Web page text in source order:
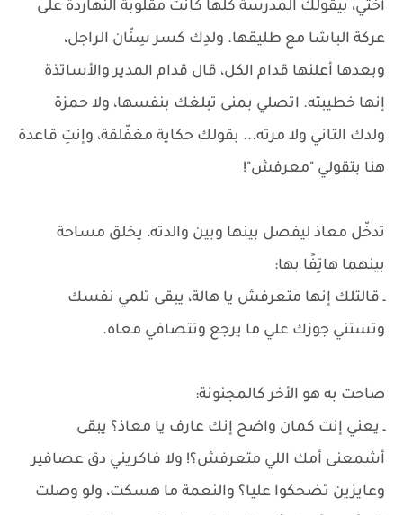
أختي، بيقولك المدرسة كلها كانت مقلوبة النهاردة على
عركة الباشا مع طليقها. ولدِك كسر سِنّان الراجل،
وبعدها أعلنها قدام الكل، قال قدام المدير والأساتذة
إنها خطيبته. اتصلي بمنى تبلغك بنفسها، ولا حمزة
ولدك التاني ولا مرته... بقولك حكاية مغفّلقة، وإنتِ قاعدة
هنا بتقولي "معرفش"!
تدخّل معاذ ليفصل بينها وبين والدته، يخلق مساحة
بينهما هاتِفًا بها:
ـ قالتلك إنها متعرفش يا هالة، يبقى تلمي نفسك
وتستني جوزك علي ما يرجع وتتصافي معاه.
صاحت به هو الأخر كالمجنونة:
ـ يعني إنت كمان واضح إنك عارف يا معاذ؟ يبقى
أشمعنى أمك اللي متعرفش؟! ولا فاكريني دق عصافير
وعايزين تضحكوا عليا؟ والنعمة ما هسكت، ولو وصلت